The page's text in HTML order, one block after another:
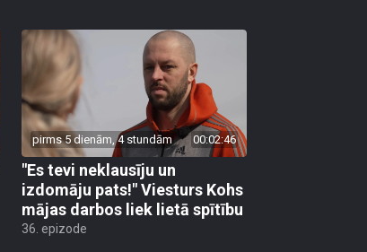
pirms 5 dienām, 4 stundām 00:02:46
"Es tevi neklausīju un
izdomāju pats!" Viesturs Kohs
mājas darbos liek lietā spītību
36. epizode